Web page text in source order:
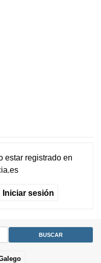
estar registradoen
Iniciar sesión